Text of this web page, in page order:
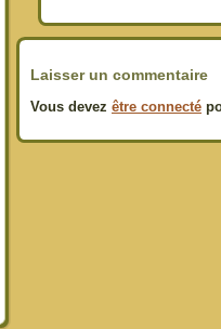
Laisser un commentaire
Vous devez être connecté